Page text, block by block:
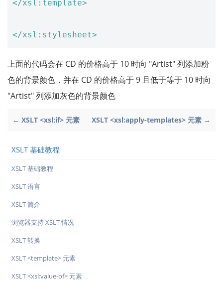
</xsl:template>
</xsl:stylesheet>
上面的代码会在 CD 的价格高于 10 时向 "Artist" 列添加粉
色的背景颜色，并在 CD 的价格高于 9 且低于等于 10 时向
"Artist" 列添加灰色的背景颜色
← XSLT <xsl:if> 元素 XSLT <xsl:apply-templates> 元素 →
XSLT 基础教程
XSLT 基础教程
XSLT 语言
XSLT 简介
浏览器支持 XSLT 情况
XSLT 转换
XSLT <template> 元素
XSLT <xsl:value-of> 元素